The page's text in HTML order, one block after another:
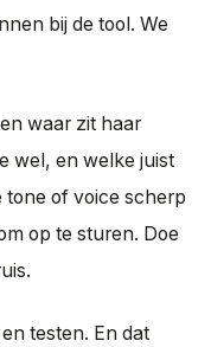
bij de tool. We
waar zit haar
wel, en welke juist
tone of voice scherp
op te sturen. Doe
testen. En dat